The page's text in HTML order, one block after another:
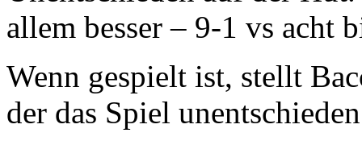
allem besser – 9-1 vs acht
Wenn gespielt ist, stellt
der das Spiel